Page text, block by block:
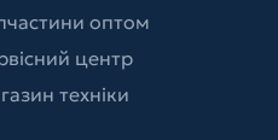
оптом
центр
техніки